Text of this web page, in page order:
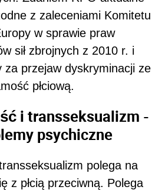
z zaleceniami Komitetu
w sprawie praw
sił zbrojnych z 2010 r. i
za przejaw dyskryminacji ze
płciową.
i transseksualizm -
psychiczne
polega na
z płcią przeciwną. Polega